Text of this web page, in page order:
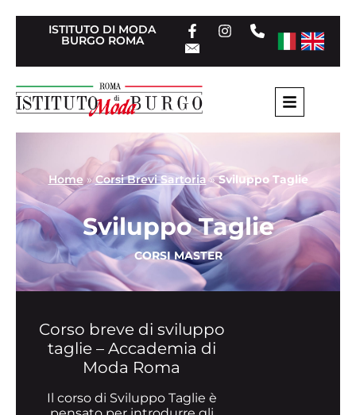
ISTITUTO DI MODA
BURGO ROMA
Home»Corsi Brevi Sartoria»Sviluppo Taglie
Sviluppo Taglie
CORSI MASTER
Corso breve di sviluppo
taglie – Accademia di
Moda Roma
Il corso di Sviluppo Taglie è